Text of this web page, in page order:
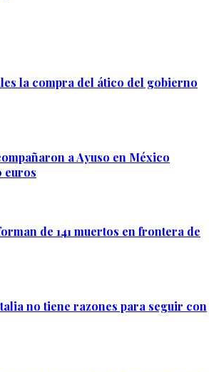
la compra del ático del gobierno
a Ayuso en México
euros
de 141 muertos en frontera de
no tiene razones para seguir con